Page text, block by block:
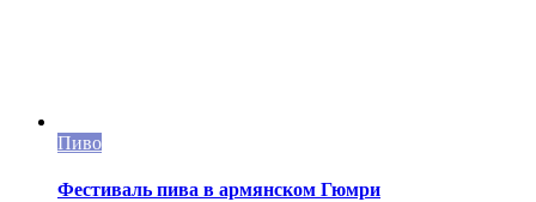
Пиво
Фестиваль пива в армянском Гюмри